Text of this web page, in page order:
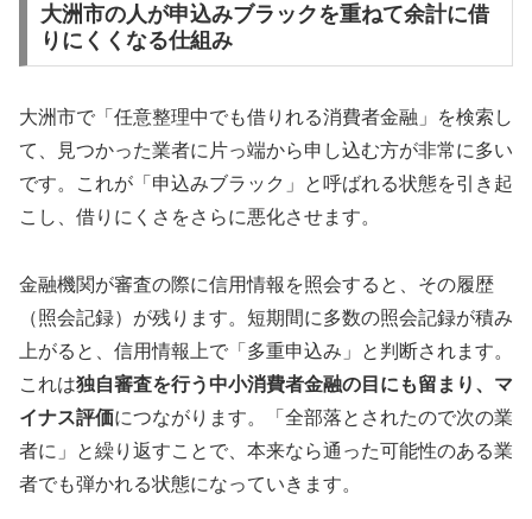
大洲市の人が申込みブラックを重ねて余計に借
りにくくなる仕組み
大洲市で「任意整理中でも借りれる消費者金融」を検索し
て、見つかった業者に片っ端から申し込む方が非常に多い
です。これが「申込みブラック」と呼ばれる状態を引き起
こし、借りにくさをさらに悪化させます。
金融機関が審査の際に信用情報を照会すると、その履歴
（照会記録）が残ります。短期間に多数の照会記録が積み
上がると、信用情報上で「多重申込み」と判断されます。
これは独自審査を行う中小消費者金融の目にも留まり、マ
イナス評価につながります。「全部落とされたので次の業
者に」と繰り返すことで、本来なら通った可能性のある業
者でも弾かれる状態になっていきます。